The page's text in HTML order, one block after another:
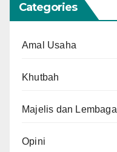
Categories
Amal Usaha
Khutbah
Majelis dan Lembaga
Opini